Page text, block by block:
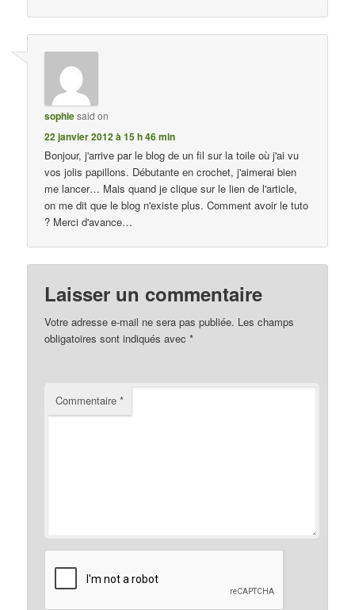
sophiesaid on
22 janvier 2012 à 15 h 46 min
Bonjour, j'arrive par le blog de un fil sur la toile où j'ai vu
vos jolis papillons. Débutante en crochet, j'aimerai bien
me lancer… Mais quand je clique sur le lien de l'article,
on me dit que le blog n'existe plus. Comment avoir le tuto
? Merci d'avance…
Laisser un commentaire
Votre adresse e-mail ne sera pas publiée. Les champs
obligatoires sont indiqués avec*
Commentaire*